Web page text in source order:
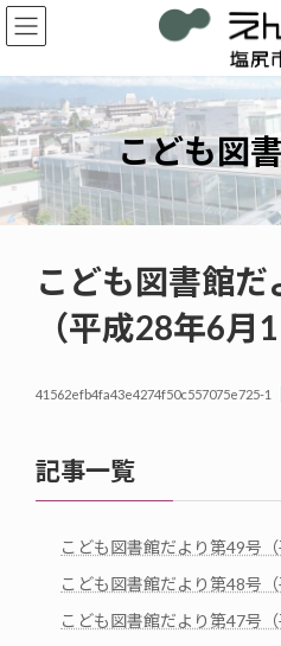
コ
ン
ン
ツ
へ
ス
キ
ッ
プ
ナ
ビ
ー
シ
ョ
ン
に
移
動
こども図
こども図書館だ
（平成28年6月1
41562efb4fa43e4274f50c557075e725-1
記事一覧
こども図書館だより第49号（
こども図書館だより第48号（
こども図書館だより第47号（